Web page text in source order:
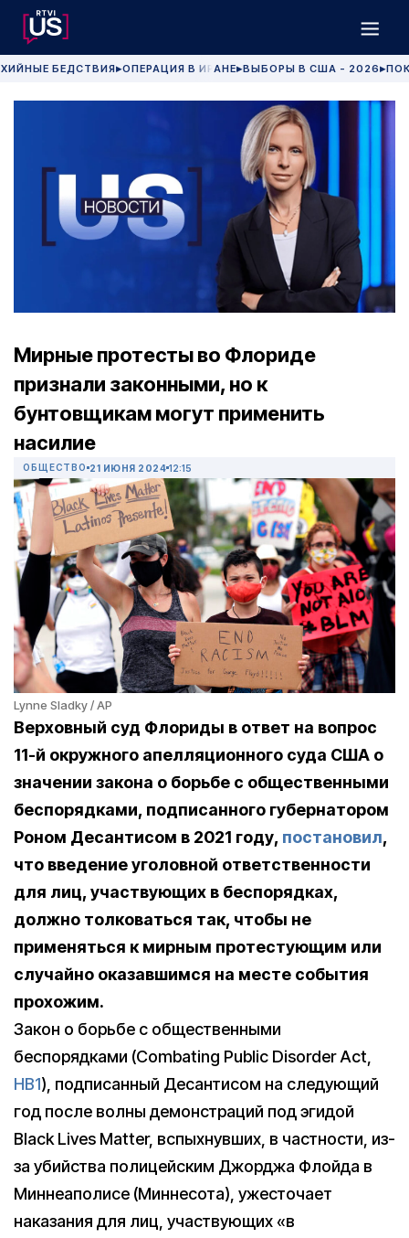
БЕДСТВИЯ▶ОПЕРАЦИЯ В ИРАНЕ▶ВЫБОРЫ В США - 2026 ▶
Мирные протесты во Флориде
признали законными, но к
бунтовщикам могут применить
насилие
ОБЩЕСТВО 21 ИЮНЯ 2024 12:15
Lynne Sladky / AP
Верховный суд Флориды в ответ на вопрос
11-й окружного апелляционного суда США о
значении закона о борьбе с общественными
беспорядками, подписанного губернатором
Роном Десантисом в 2021 году, постановил,
что введение уголовной ответственности
для лиц, участвующих в беспорядках,
должно толковаться так, чтобы не
применяться к мирным протестующим или
случайно оказавшимся на месте события
прохожим.
Закон о борьбе с общественными
беспорядками (Combating Public Disorder Act,
HB1), подписанный Десантисом на следующий
год после волны демонстраций под эгидой
Black Lives Matter, вспыхнувших, в частности, из-
за убийства полицейским Джорджа Флойда в
Миннеаполисе (Миннесота), ужесточает
наказания для лиц, участвующих «в